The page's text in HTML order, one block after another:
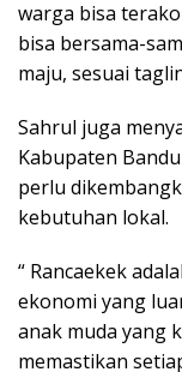
warga bisa
bisa bersama-
maju, sesuai
Sahrul juga
Kabupaten
perlu
kebutuhan lokal.
“ Rancaekek
ekonomi yang
anak muda yang
memastikan